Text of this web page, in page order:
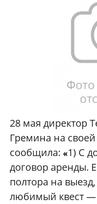
28 мая директор
Гремина на
сообщила: «1) C
договор аренды.
полтора на
любимый квест —